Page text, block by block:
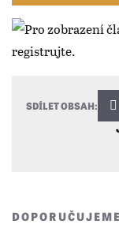
SDÍLET OBSAH: